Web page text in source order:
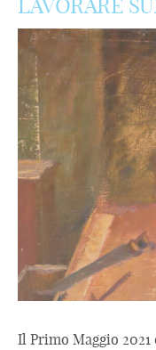
LAVORARE
Il Primo Maggio